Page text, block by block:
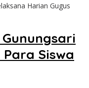
Harian Gugus
Gunungsari
Siswa